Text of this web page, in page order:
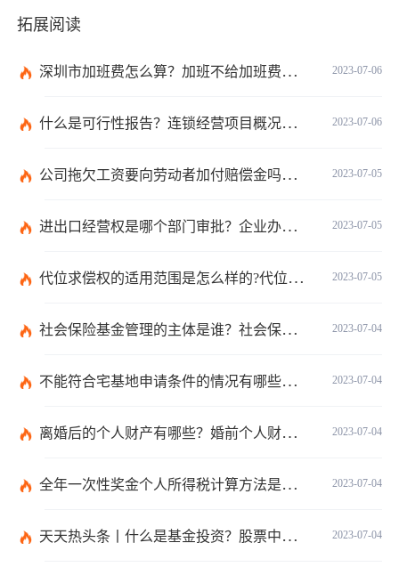
拓展阅读
2023-07-06
深圳市加班费怎么算？加班不给加班费应该怎么办？
2023-07-06
什么是可行性报告？连锁经营项目概况都有哪些内容？ 环球观察
2023-07-05
公司拖欠工资要向劳动者加付赔偿金吗？拖欠工资仲裁时效期间是如何规定的？
2023-07-05
进出口经营权是哪个部门审批？企业办理进出口权的流程是怎么样的？ 世界速讯
2023-07-05
代位求偿权的适用范围是怎么样的?代位求偿权的行使条件是什么？-独家
2023-07-04
社会保险基金管理的主体是谁？社会保险基金投资运营的管理有几方面？
2023-07-04
不能符合宅基地申请条件的情况有哪些？申请宅基地需要哪些材料？
2023-07-04
离婚后的个人财产有哪些？婚前个人财产要怎么证明？
2023-07-04
全年一次性奖金个人所得税计算方法是什么？个税专项附加扣除如何界定？
2023-07-04
天天热头条丨什么是基金投资？股票中的价值投资是什么意思？